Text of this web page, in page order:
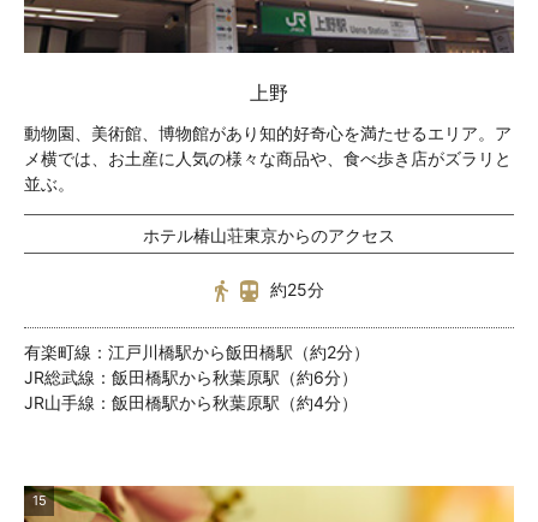
上野
動物園、美術館、博物館があり知的好奇心を満たせるエリア。ア
メ横では、お土産に人気の様々な商品や、食べ歩き店がズラリと
並ぶ。
ホテル椿山荘東京からのアクセス
約25分
有楽町線：江戸川橋駅から飯田橋駅（約2分）
JR総武線：飯田橋駅から秋葉原駅（約6分）
JR山手線：飯田橋駅から秋葉原駅（約4分）
15